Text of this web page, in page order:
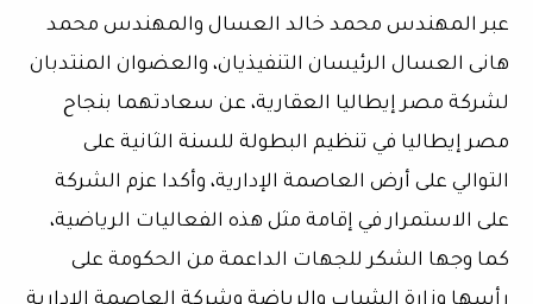
عبر المهندس محمد خالد العسال والمهندس محمد
هانى العسال الرئيسان التنفيذيان، والعضوان المنتدبان
لشركة مصر إيطاليا العقارية، عن سعادتهما بنجاح
مصر إيطاليا في تنظيم البطولة للسنة الثانية على
التوالي على أرض العاصمة الإدارية، وأكدا عزم الشركة
على الاستمرار في إقامة مثل هذه الفعاليات الرياضية،
كما وجها الشكر للجهات الداعمة من الحكومة على